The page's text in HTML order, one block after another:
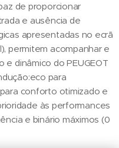
de proporcionar
e ausência de
apresentadas no ecrã
permitem acompanhar e
dinâmico do PEUGEOT
para
conforto otimizado e
às performances
e binário máximos (0